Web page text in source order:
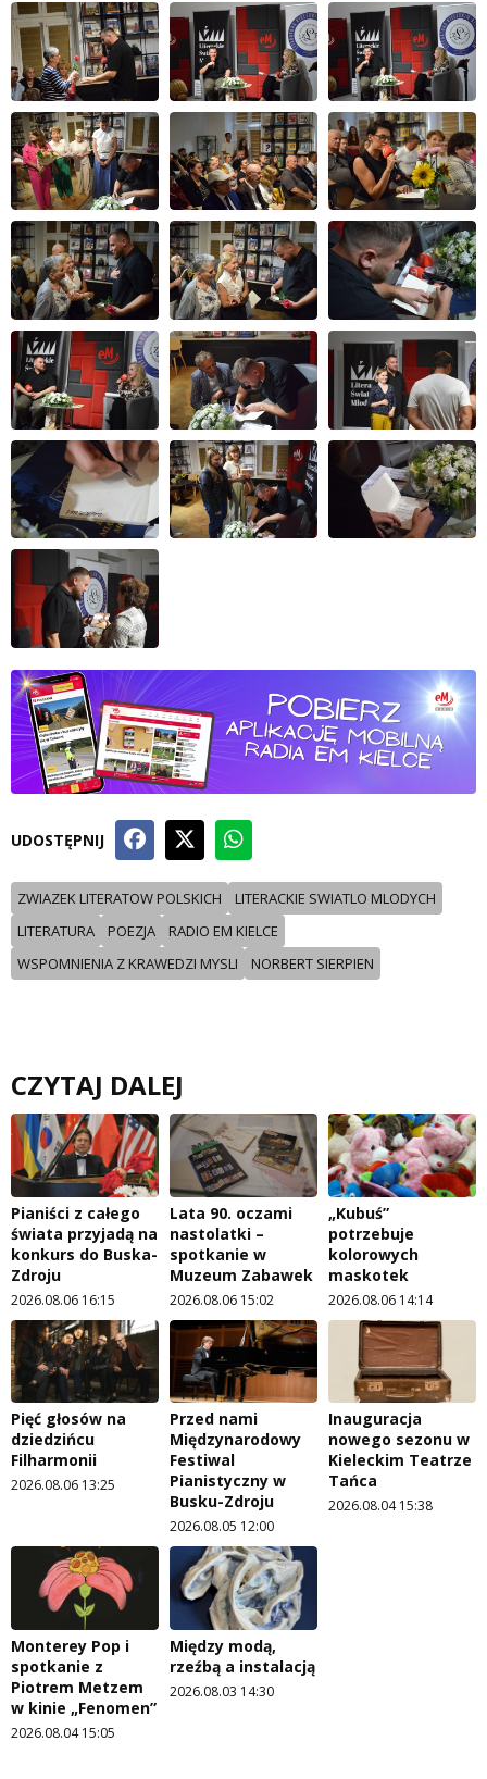
UDOSTĘPNIJ
ZWIAZEK LITERATOW POLSKICH
LITERACKIE SWIATLO MLODYCH
LITERATURA
POEZJA
RADIO EM KIELCE
WSPOMNIENIA Z KRAWEDZI MYSLI
NORBERT SIERPIEN
CZYTAJ DALEJ
Pianiści z całego
świata przyjadą na
konkurs do Buska-
Zdroju
2026.08.06 16:15
Lata 90. oczami
nastolatki –
spotkanie w
Muzeum Zabawek
2026.08.06 15:02
„Kubuś”
potrzebuje
kolorowych
maskotek
2026.08.06 14:14
Pięć głosów na
dziedzińcu
Filharmonii
2026.08.06 13:25
Przed nami
Międzynarodowy
Festiwal
Pianistyczny w
Busku-Zdroju
2026.08.05 12:00
Inauguracja
nowego sezonu w
Kieleckim Teatrze
Tańca
2026.08.04 15:38
Monterey Pop i
spotkanie z
Piotrem Metzem
w kinie „Fenomen”
2026.08.04 15:05
Między modą,
rzeźbą a instalacją
2026.08.03 14:30